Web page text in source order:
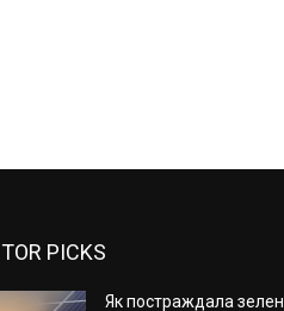
PICKS
Як постраждала